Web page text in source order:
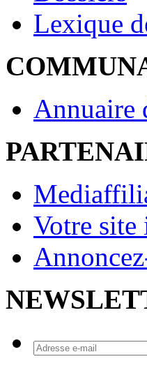
Lexique
Annuaire
Votre site